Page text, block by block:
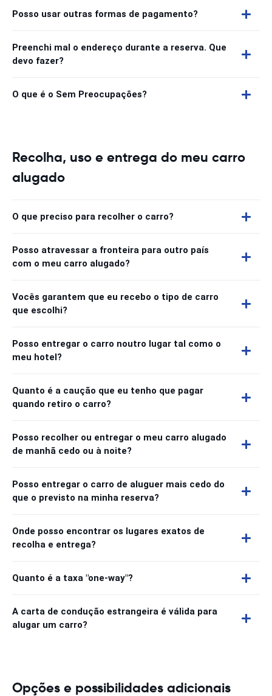
Posso usar outras formas de pagamento?
Preenchi mal o endereço durante a reserva. Que
devo fazer?
O que é o Sem Preocupações?
Recolha, uso e entrega do meu carro
alugado
O que preciso para recolher o carro?
Posso atravessar a fronteira para outro país
com o meu carro alugado?
Vocês garantem que eu recebo o tipo de carro
que escolhi?
Posso entregar o carro noutro lugar tal como o
meu hotel?
Quanto é a caução que eu tenho que pagar
quando retiro o carro?
Posso recolher ou entregar o meu carro alugado
de manhã cedo ou à noite?
Posso entregar o carro de aluguer mais cedo do
que o previsto na minha reserva?
Onde posso encontrar os lugares exatos de
recolha e entrega?
Quanto é a taxa "one-way"?
A carta de condução estrangeira é válida para
alugar um carro?
Opções e possibilidades adicionais